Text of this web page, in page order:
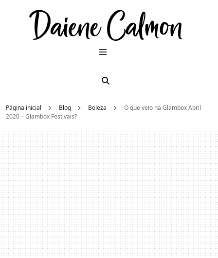
Página inicial Blog Beleza
O que veio na Glambox Abril
2020 – Glambox Festivais?